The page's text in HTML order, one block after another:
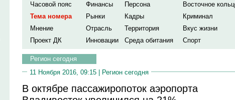
Часовой пояс
Финансы Персона
Восточное
Тема номера
Рынки Кадры
Криминал
Мнение
Отрасль Территория
Вкус жизни
Проект ДК
Инновации Среда обитания Спорт
Регион сегодня
11 Ноября 2016, 09:15 | Регион сегодня
В октябре пассажиропоток аэропорта